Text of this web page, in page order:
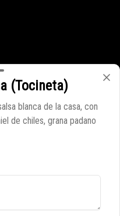
(Tocineta)
blanca de la casa, con
de chiles, grana padano